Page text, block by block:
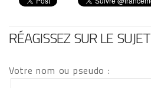
RÉAGISSEZ SUR LE SUJET
Votre nom ou pseudo :